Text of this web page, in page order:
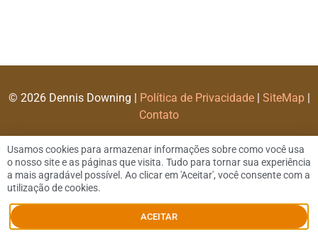
© 2026 Dennis Downing | Política de Privacidade| SiteMap|
Contato
Usamos cookies para armazenar informações sobre como você usa
o nosso site e as páginas que visita. Tudo para tornar sua experiência
a mais agradável possível. Ao clicar em 'Aceitar', você consente com a
utilização de cookies.
ACEITAR